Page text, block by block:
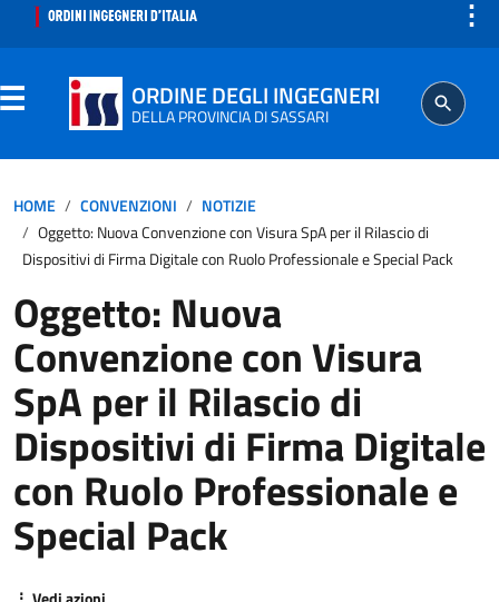
⋮
ORDINE DEGLI INGEGNERI
DELLA PROVINCIA DI SASSARI
SEGRETERIA
PROFESSIONE
AGGIORNAMENTO PROFESSIONALE
HOME CONVENZIONI
NOTIZIE
Oggetto: Nuova Convenzione con Visura SpA per il Rilascio di
Dispositivi di Firma Digitale con Ruolo Professionale e Special Pack
Oggetto: Nuova
Convenzione con Visura
SpA per il Rilascio di
Dispositivi di Firma Digitale
con Ruolo Professionale e
Special Pack